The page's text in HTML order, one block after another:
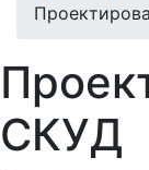
СКУД